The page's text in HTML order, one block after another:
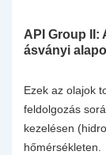
API Group II:
ásványi
Ezek az olajok
feldolgozás
kezelésen
hőmérsékleten.